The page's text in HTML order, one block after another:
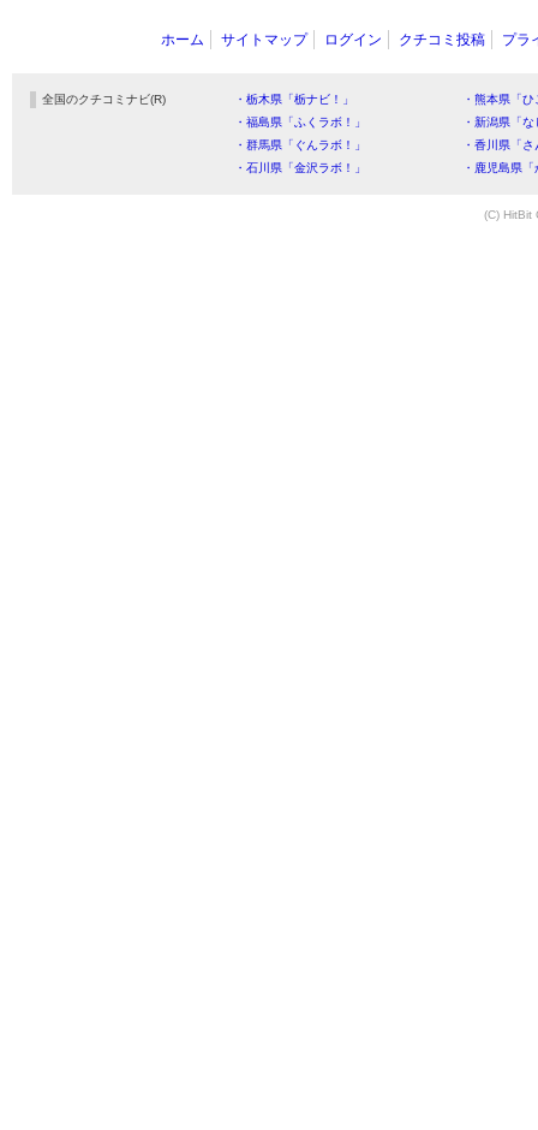
ホーム サイトマップ ログイン クチコミ投稿 プラ
全国のクチコミナビ(R) ・栃木県「栃ナビ！」
・熊本県「
・福島県「ふくラボ！」
・新潟県「
・群馬県「ぐんラボ！」
・香川県「
・石川県「金沢ラボ！」
・鹿児島県
(C) HitBit